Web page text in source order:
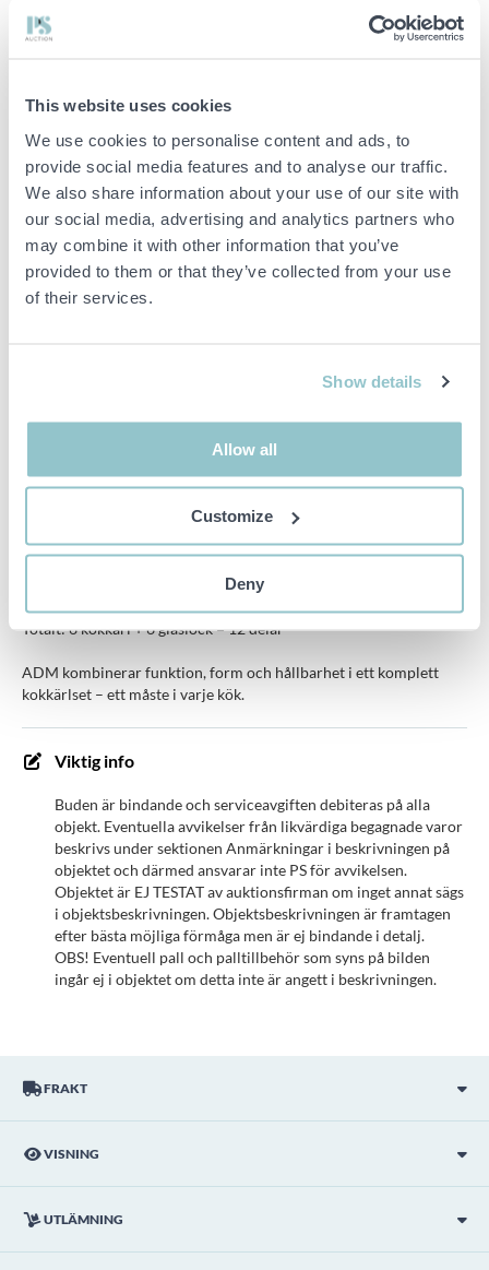
This website uses cookies
We use cookies to personalise content and ads, to
provide social media features and to analyse our traffic.
We also share information about your use of our site with
our social media, advertising and analytics partners who
may combine it with other information that you’ve
provided to them or that they’ve collected from your use
of their services.
Show details
Allow all
Customize
Deny
FRAKT
VISNING
UTLÄMNING
Induktionshäll
Gashäll
Glaskeramikhäll
Elektrisk spis
1 × Gryta med lock Ø20×12,5 cm – 3,9 L
1 × Kastrull med lock Ø16×10,5 cm – 2,1 L
1 × Stekpanna med lock Ø24×7,5 cm – 3,4 L
Totalt: 6 kokkärl + 6 glaslock = 12 delar
ADM kombinerar funktion, form och hållbarhet i ett komplett
kokkärlset – ett måste i varje kök.
Viktig info
Buden är bindande och serviceavgiften debiteras på alla
objekt. Eventuella avvikelser från likvärdiga begagnade varor
beskrivs under sektionen Anmärkningar i beskrivningen på
objektet och därmed ansvarar inte PS för avvikelsen.
Objektet är EJ TESTAT av auktionsfirman om inget annat sägs
i objektsbeskrivningen. Objektsbeskrivningen är framtagen
efter bästa möjliga förmåga men är ej bindande i detalj.
OBS! Eventuell pall och palltillbehör som syns på bilden
ingår ej i objektet om detta inte är angett i beskrivningen.